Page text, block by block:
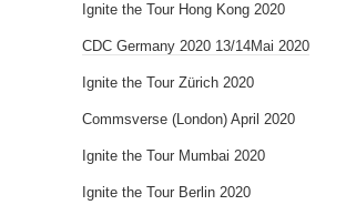
Ignite the Tour Hong Kong 2020
CDC Germany 2020 13/14Mai 2020
Ignite the Tour Zürich 2020
Commsverse (London) April 2020
Ignite the Tour Mumbai 2020
Ignite the Tour Berlin 2020